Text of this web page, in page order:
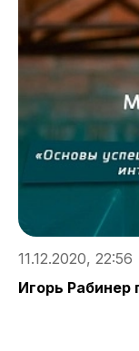
11.12.2020, 22:56
Игорь Рабинер